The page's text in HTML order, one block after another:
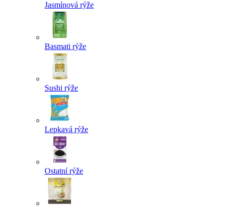
Jasmínová rýže
Basmati rýže
Sushi rýže
Lepkavá rýže
Ostatní rýže